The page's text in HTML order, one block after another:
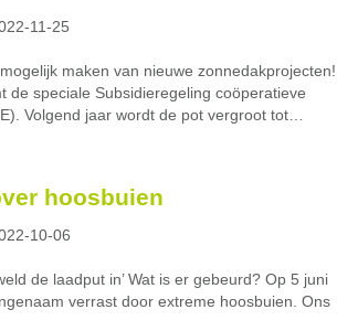
11-25
maken van nieuwe zonnedakprojecten!
de speciale Subsidieregeling coöperatieve
Volgend jaar wordt de pot vergroot tot…
hoosbuien
10-06
de laadput in’ Wat is er gebeurd? Op 5 juni
verrast door extreme hoosbuien. Ons